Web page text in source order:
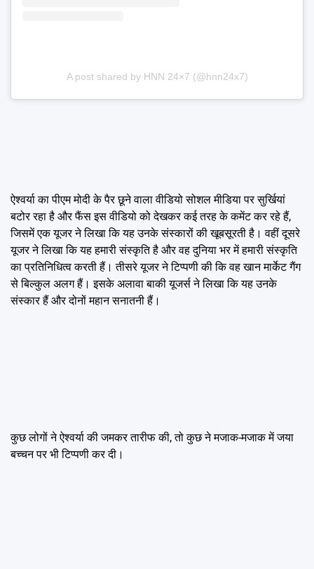
A post shared by HNN 24×7 (@hnn24x7)
ऐश्वर्या का पीएम मोदी के पैर छूने वाला वीडियो सोशल मीडिया पर सुर्खियां
बटोर रहा है और फैंस इस वीडियो को देखकर कई तरह के कमेंट कर रहे हैं,
जिसमें एक यूजर ने लिखा कि यह उनके संस्कारों की खूबसूरती है। वहीं दूसरे
यूजर ने लिखा कि यह हमारी संस्कृति है और वह दुनिया भर में हमारी संस्कृति
का प्रतिनिधित्व करती हैं। तीसरे यूजर ने टिप्पणी की कि वह खान मार्केट गैंग
से बिल्कुल अलग हैं। इसके अलावा बाकी यूजर्स ने लिखा कि यह उनके
संस्कार हैं और दोनों महान सनातनी हैं।
कुछ लोगों ने ऐश्वर्या की जमकर तारीफ की, तो कुछ ने मजाक-मजाक में जया
बच्चन पर भी टिप्पणी कर दी।